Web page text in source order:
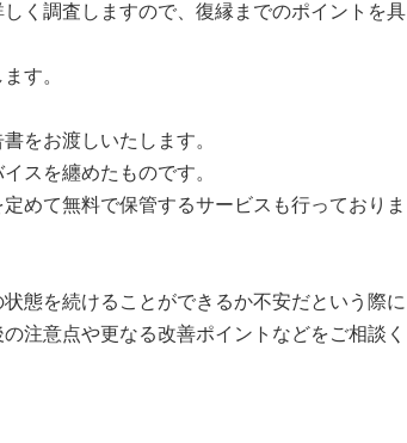
く調査しますので、復縁までのポイントを具
す。
をお渡しいたします。
スを纏めたものです。
めて無料で保管するサービスも行っておりま
態を続けることができるか不安だという際に
注意点や更なる改善ポイントなどをご相談く